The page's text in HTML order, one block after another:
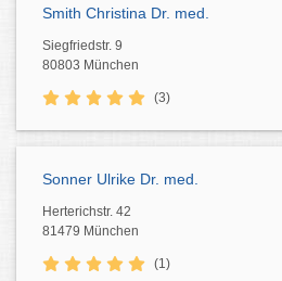
Smith Christina Dr. med.
Siegfriedstr. 9
80803 München
(3)
Sonner Ulrike Dr. med.
Herterichstr. 42
81479 München
(1)